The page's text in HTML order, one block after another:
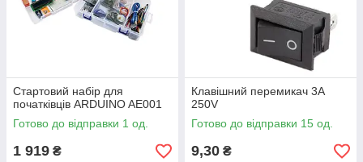
Стартовий набір для
початківців ARDUINO AE001
Готово до відправки 1 од.
1 919 ₴
Клавішний перемикач 3A
250V
Готово до відправки 15 од.
9,30 ₴